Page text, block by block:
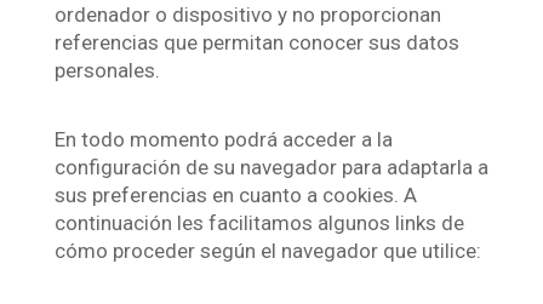
ordenador o dispositivo y no proporcionan
referencias que permitan conocer sus datos
personales.
En todo momento podrá acceder a la
configuración de su navegador para adaptarla a
sus preferencias en cuanto a cookies. A
continuación les facilitamos algunos links de
cómo proceder según el navegador que utilice: